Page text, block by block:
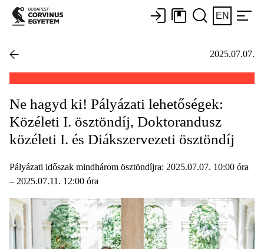
EN
2025.07.07.
Ne hagyd ki! Pályázati lehetőségek:
Közéleti I. ösztöndíj, Doktorandusz
közéleti I. és Diákszervezeti ösztöndíj
Pályázati időszak mindhárom ösztöndíjra: 2025.07.07. 10:00 óra
– 2025.07.11. 12:00 óra